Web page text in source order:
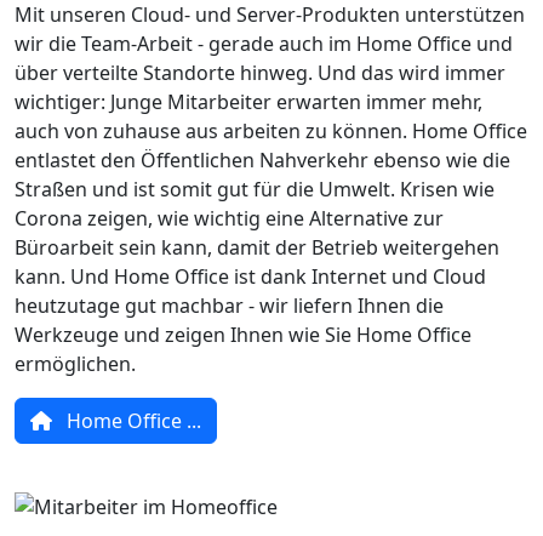
Mit unseren Cloud- und Server-Produkten unterstützen
wir die Team-Arbeit - gerade auch im Home Office und
über verteilte Standorte hinweg. Und das wird immer
wichtiger: Junge Mitarbeiter erwarten immer mehr,
auch von zuhause aus arbeiten zu können. Home Office
entlastet den Öffentlichen Nahverkehr ebenso wie die
Straßen und ist somit gut für die Umwelt. Krisen wie
Corona zeigen, wie wichtig eine Alternative zur
Büroarbeit sein kann, damit der Betrieb weitergehen
kann. Und Home Office ist dank Internet und Cloud
heutzutage gut machbar - wir liefern Ihnen die
Werkzeuge und zeigen Ihnen wie Sie Home Office
ermöglichen.
Home Office ...